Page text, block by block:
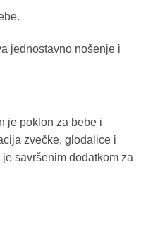
jednostavno nošenje i
je poklon za bebe i
zvečke, glodalice i
savršenim dodatkom za